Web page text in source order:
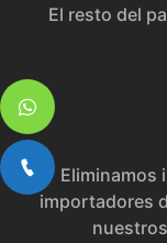
El resto del
Eliminamos
importadores